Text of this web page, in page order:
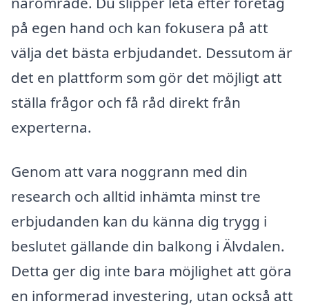
på egen hand och kan fokusera på att
välja det bästa erbjudandet. Dessutom är
det en plattform som gör det möjligt att
ställa frågor och få råd direkt från
experterna.
Genom att vara noggrann med din
research och alltid inhämta minst tre
erbjudanden kan du känna dig trygg i
beslutet gällande din balkong i Älvdalen.
Detta ger dig inte bara möjlighet att göra
en informerad investering, utan också att